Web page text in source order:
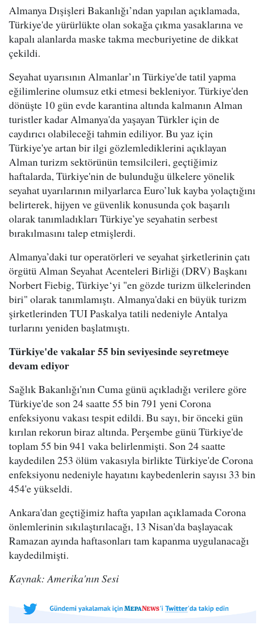
Almanya Dışişleri Bakanlığı’ndan yapılan açıklamada,
Türkiye'de yürürlükte olan sokağa çıkma yasaklarına ve
kapalı alanlarda maske takma mecburiyetine de dikkat
çekildi.
Seyahat uyarısının Almanlar’ın Türkiye'de tatil yapma
eğilimlerine olumsuz etki etmesi bekleniyor. Türkiye'den
dönüşte 10 gün evde karantina altında kalmanın Alman
turistler kadar Almanya'da yaşayan Türkler için de
caydırıcı olabileceği tahmin ediliyor. Bu yaz için
Türkiye'ye artan bir ilgi gözlemlediklerini açıklayan
Alman turizm sektörünün temsilcileri, geçtiğimiz
haftalarda, Türkiye'nin de bulunduğu ülkelere yönelik
seyahat uyarılarının milyarlarca Euro’luk kayba yolaçtığını
belirterek, hijyen ve güvenlik konusunda çok başarılı
olarak tanımladıkları Türkiye’ye seyahatin serbest
bırakılmasını talep etmişlerdi.
Almanya’daki tur operatörleri ve seyahat şirketlerinin çatı
örgütü Alman Seyahat Acenteleri Birliği (DRV) Başkanı
Norbert Fiebig, Türkiye‘yi "en gözde turizm ülkelerinden
biri" olarak tanımlamıştı. Almanya'daki en büyük turizm
şirketlerinden TUI Paskalya tatili nedeniyle Antalya
turlarını yeniden başlatmıştı.
Türkiye'de vakalar 55 bin seviyesinde seyretmeye
devam ediyor
Sağlık Bakanlığı'nın Cuma günü açıkladığı verilere göre
Türkiye'de son 24 saatte 55 bin 791 yeni Corona
enfeksiyonu vakası tespit edildi. Bu sayı, bir önceki gün
kırılan rekorun biraz altında. Perşembe günü Türkiye'de
toplam 55 bin 941 vaka belirlenmişti. Son 24 saatte
kaydedilen 253 ölüm vakasıyla birlikte Türkiye'de Corona
enfeksiyonu nedeniyle hayatını kaybedenlerin sayısı 33 bin
454'e yükseldi.
Ankara'dan geçtiğimiz hafta yapılan açıklamada Corona
önlemlerinin sıkılaştırılacağı, 13 Nisan'da başlayacak
Ramazan ayında haftasonları tam kapanma uygulanacağı
kaydedilmişti.
Kaynak: Amerika'nın Sesi